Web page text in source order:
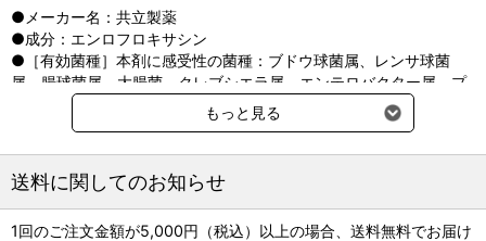
●メーカー名：共立製薬
●成分：エンロフロキサシン
●［有効菌種］本剤に感受性の菌種：ブドウ球菌属、レンサ球菌
属、腸球菌属、大腸菌、クレブシエラ属、エンテロバクター属、プ
ロテウス属、シュードモナス属、ステノトロホモナス・マルトフィ
リア、アシネトバクター・カルコアセティクス
●用法・容量：1日1回、体重1kg当たりエンロフロキサシンとして
5mg（製剤として0.2mL）を皮下に注射する。
もっと見る
送料に関してのお知らせ
1回のご注文金額が5,000円（税込）以上の場合、送料無料でお届け